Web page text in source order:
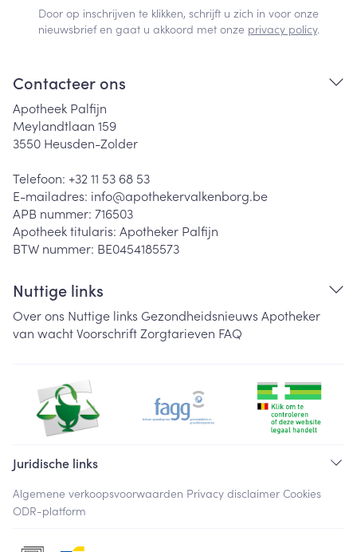
Door op inschrijven te klikken, schrijft u zich in voor onze
nieuwsbrief en gaat u akkoord met onze privacy policy.
Contacteer ons
Apotheek Palfijn
Meylandtlaan 159
3550 Heusden-Zolder
Telefoon: +32 11 53 68 53
E-mailadres: info@apothekervalkenborg.be
APB nummer: 716503
Apotheek titularis: Apotheker Palfijn
BTW nummer: BE0454185573
Nuttige links
Over ons Nuttige links Gezondheidsnieuws Apotheker
van wachtVoorschriftZorgtarieven FAQ
Juridische links
Algemene verkoopsvoorwaarden Privacy disclaimer Cookies
ODR-platform